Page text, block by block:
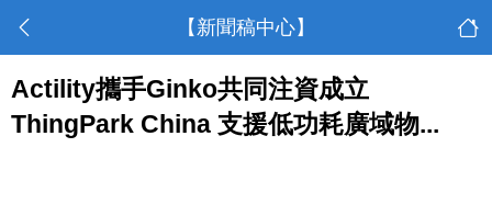
【新聞稿中心】
Actility攜手Ginko共同注資成立
ThingPark China 支援低功耗廣域物...